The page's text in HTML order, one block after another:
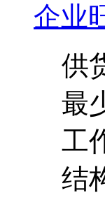
企业
供
最
工
结